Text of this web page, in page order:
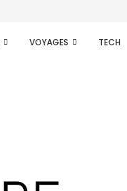
VOYAGES TECH